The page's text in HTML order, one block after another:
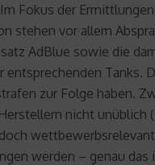
Fokus der Ermittlungen
stehen vor allem
AdBlue sowie die
entsprechenden Tanks.
zur Folge haben.
nicht unüblich
doch
werden – genau das